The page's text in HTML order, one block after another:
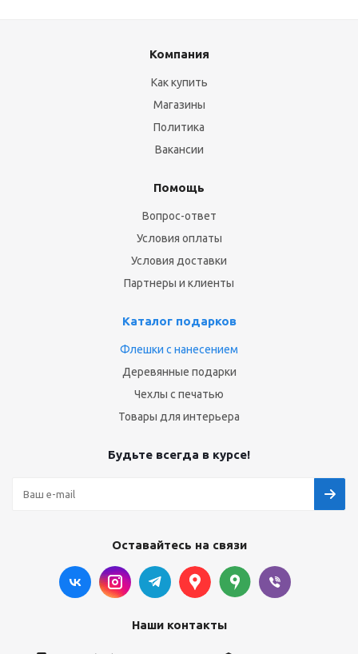
Компания
Как купить
Магазины
Политика
Вакансии
Помощь
Вопрос-ответ
Условия оплаты
Условия доставки
Партнеры и клиенты
Каталог подарков
Флешки с нанесением
Деревянные подарки
Чехлы с печатью
Товары для интерьера
Будьте всегда в курсе!
Оставайтесь на связи
Наши контакты